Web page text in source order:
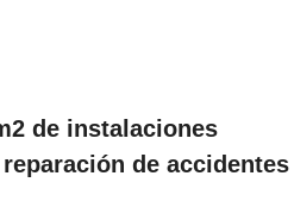
de instalaciones
de